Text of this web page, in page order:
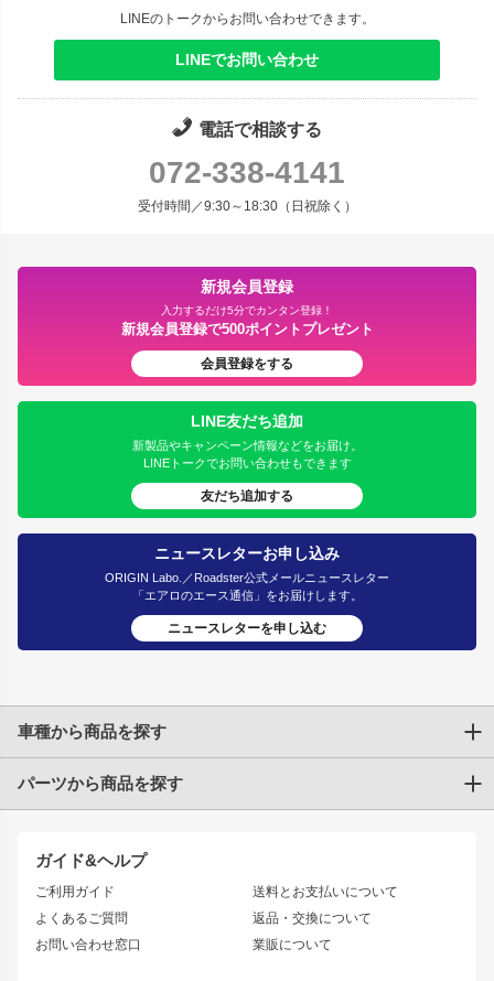
LINEのトークからお問い合わせできます。
LINEでお問い合わせ
電話で相談する
072-338-4141
受付時間／9:30～18:30（日祝除く）
新規会員登録
入力するだけ5分でカンタン登録！
新規会員登録で500ポイントプレゼント
会員登録をする
LINE友だち追加
新製品やキャンペーン情報などをお届け。
LINEトークでお問い合わせもできます
友だち追加する
ニュースレターお申し込み
ORIGIN Labo.／Roadster公式メールニュースレター
「エアロのエース通信」をお届けします。
ニュースレターを申し込む
ガイド&ヘルプ
ご利用ガイド
よくあるご質問
お問い合わせ窓口
送料とお支払いについて
返品・交換について
業販について
車種から商品を探す
トヨタ
JZX90 CHASER
JZX110 MARK II
JZX100 MARK II
JZX90 MARK II
アリスト
ソアラ
アルテッツァ
パーツから商品を探す
エアロシリーズ
ドリフトライン
風神
雷神
レーシングライン
アタックライン
ストリームライン